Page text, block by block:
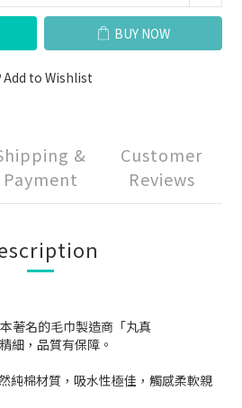
BUY NOW
Add to Wishlist
&
Payment
Customer
Reviews
著名的毛巾製造商「丸真
細，品質有保障。
純棉材質，吸水性極佳，觸感柔軟親